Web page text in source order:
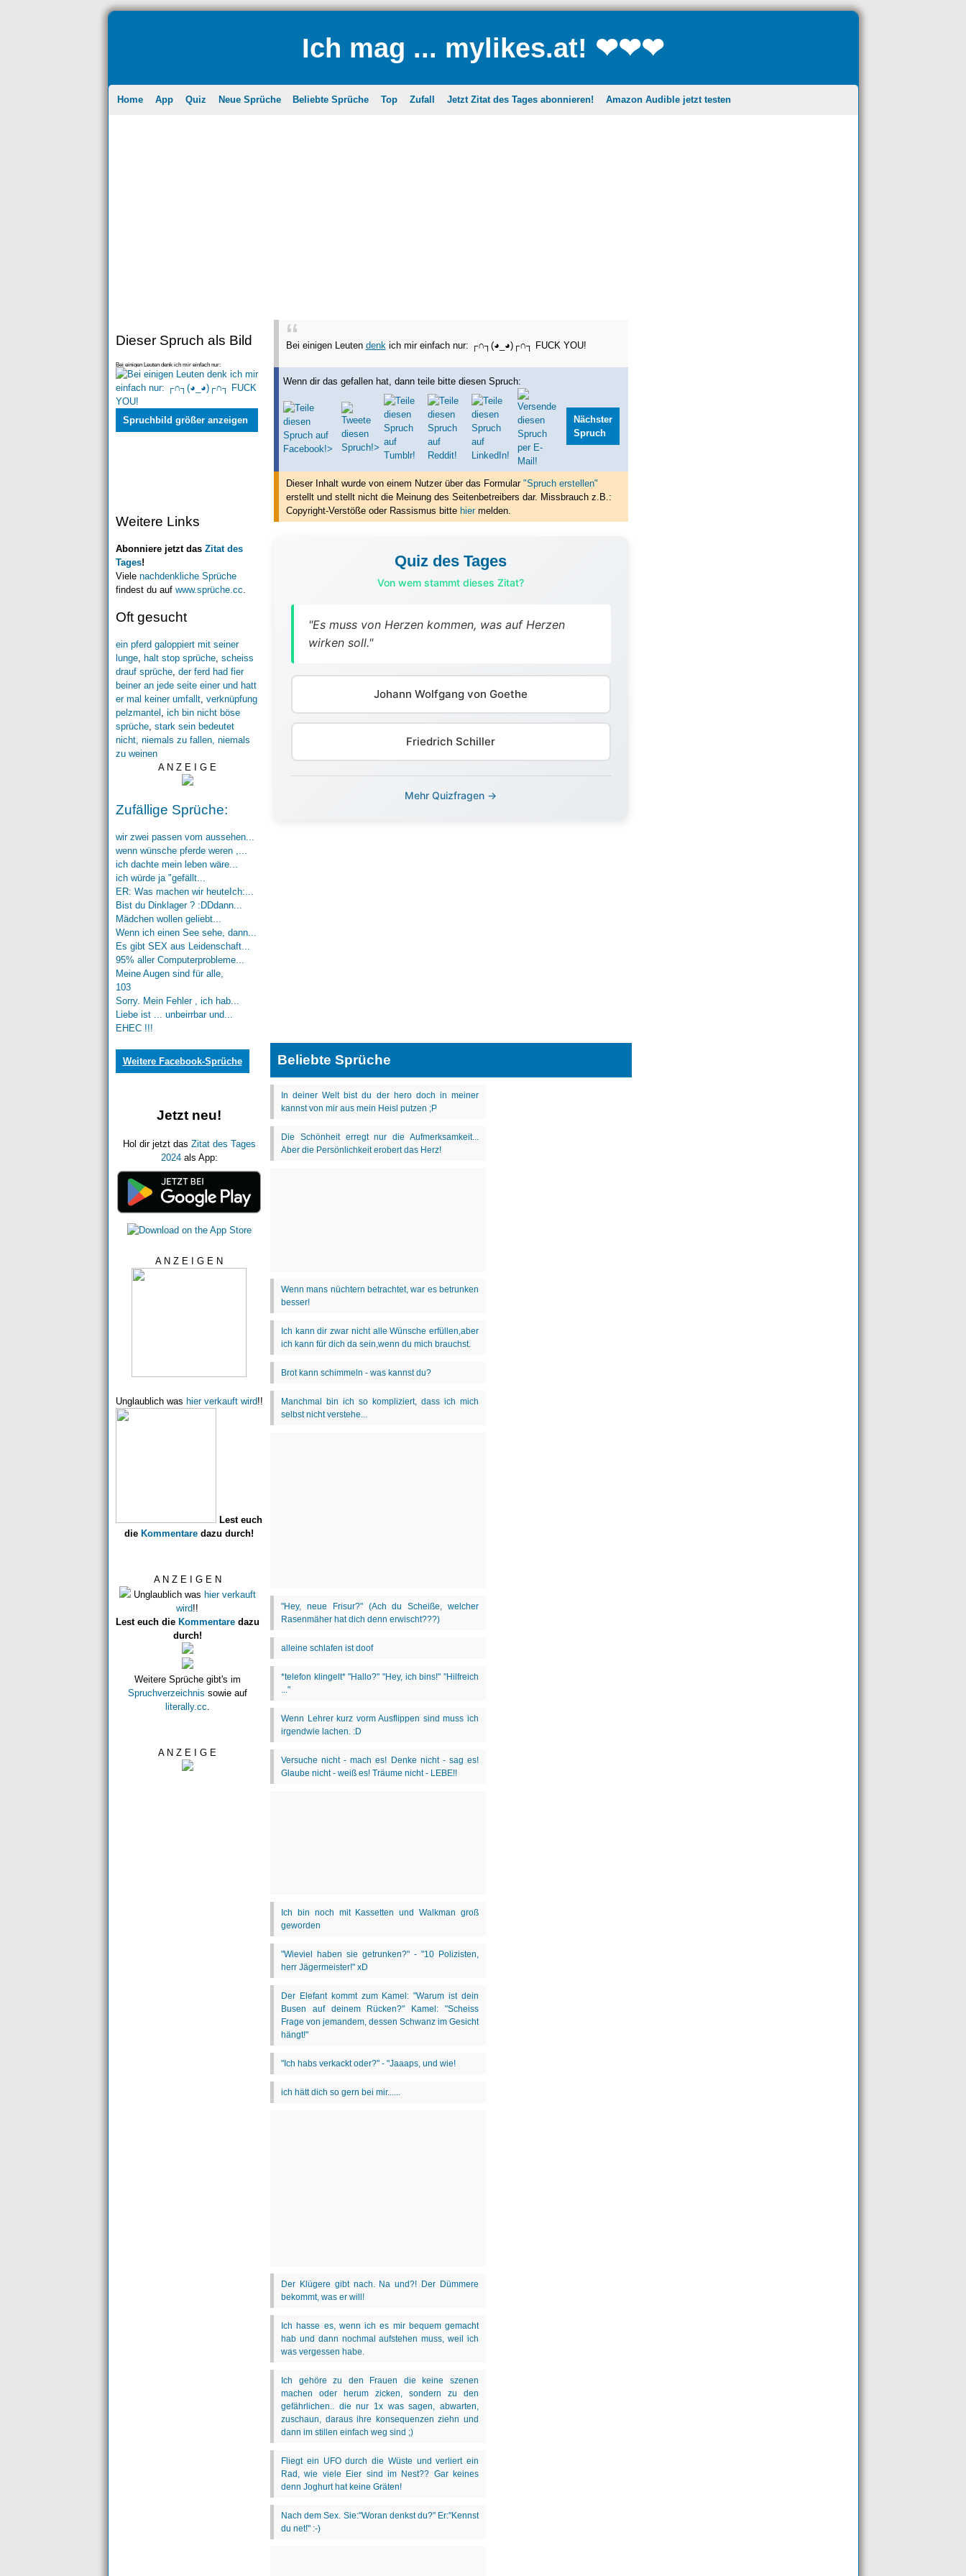
Ich mag ... mylikes.at! ❤❤❤
Home App Quiz Neue Sprüche Beliebte Sprüche Top Zufall Jetzt Zitat des Tages abonnieren! Amazon Audible jetzt testen
Dieser Spruch als Bild
Bei einigen Leuten denk ich mir einfach nur:
┌∩┐(◕_◕)┌∩┐ FUCK YOU!
Spruchbild größer anzeigen
Weitere Links
Abonniere jetzt das Zitat des
Tages!
Viele nachdenkliche Sprüche
findest du auf www.sprüche.cc
Oft gesucht
ein pferd galoppiert mit seiner
lunge, halt stop sprüche, scheiss
drauf sprüche, der ferd had fier
beiner an jede seite einer und hatt
er mal keiner umfallt, verknüpfung
pelzmantel , ich bin nicht böse
sprüche, stark sein bedeutet
nicht, niemals zu fallen, niemals
zu weinen
A N Z E I G E
Zufällige Sprüche:
wir zwei passen vom aussehen...
wenn wünsche pferde weren ,...
ich dachte mein leben wäre...
ich würde ja "gefällt...
ER: Was machen wir heuteIch:...
Bist du Dinklager ? :DDdann...
Mädchen wollen geliebt...
Wenn ich einen See sehe, dann...
Es gibt SEX aus Leidenschaft...
95% aller Computerprobleme...
Meine Augen sind für alle,
103
Sorry. Mein Fehler , ich hab...
Liebe ist ... unbeirrbar und...
EHEC !!!
Weitere Facebook-Sprüche
Jetzt neu!
Hol dir jetzt das Zitat des Tages
2024als App:
A N Z E I G E N
Unglaublich was hier verkauft wird!!
Lest euch
die Kommentare dazu durch!
A N Z E I G E N
Unglaublich was hier verkauft
wird!!
Lest euch die Kommentaredazu
durch!
Weitere Sprüche gibt's im
Spruchverzeichnis sowie auf
literally.cc
A N Z E I G E
Bei einigen Leuten denk ich mir einfach nur: ┌∩┐(◕_◕)┌∩┐ FUCK YOU!
Wenn dir das gefallen hat, dann teile bitte diesen Spruch:
Nächster
Spruch
Dieser Inhalt wurde von einem Nutzer über das Formular "Spruch erstellen"
erstelltund stellt nicht die Meinung des Seitenbetreibers dar. Missbrauch z.B.:
Copyright-Verstöße oder Rassismus bitte hiermelden.
Quiz des Tages
Von wem stammt dieses Zitat?
"Es muss von Herzen kommen, was auf Herzen
wirken soll."
Johann Wolfgang von Goethe
Friedrich Schiller
Mehr Quizfragen →
Beliebte Sprüche